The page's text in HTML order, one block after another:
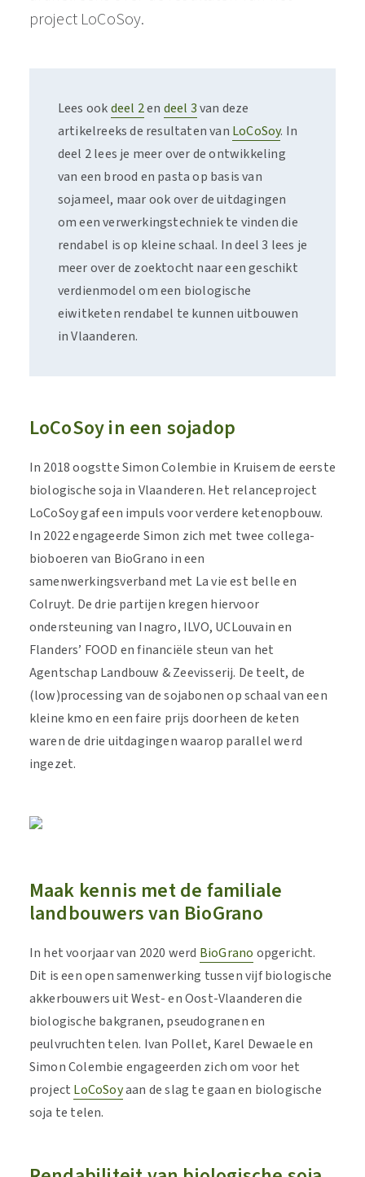
project LoCoSoy.​
Lees ookdeel 2en deel 3van deze
artikelreeks de resultaten van LoCoSoy. In
deel 2 lees je meer over de ontwikkeling
van een brood en pasta op basis van
sojameel, maar ook over de uitdagingen
om een verwerkingstechniek te vinden die
rendabel is op kleine schaal. In deel 3 lees je
meer over de zoektocht naar een geschikt
verdienmodel om een biologische
eiwitketen rendabel te kunnen uitbouwen
in Vlaanderen.
LoCoSoy in een sojadop
In 2018 oogstte Simon Colembie in Kruisem de eerste
biologische soja in Vlaanderen. Het relanceproject
LoCoSoy gaf een impuls voor verdere ketenopbouw.
In 2022 engageerde Simon zich met twee collega-
bioboeren van BioGrano in een
samenwerkingsverband met La vie est belle en
Colruyt. De drie partijen kregen hiervoor
ondersteuning van Inagro, ILVO, UCLouvain en
Flanders’ FOOD en financiële steun van het
Agentschap Landbouw & Zeevisserij. De teelt, de
(low)processing van de sojabonen op schaal van een
kleine kmo en een faire prijs doorheen de keten
waren de drie uitdagingen waarop parallel werd
ingezet.
Maak kennis met de familiale
landbouwers van BioGrano
In het voorjaar van 2020 werd BioGrano opgericht.
Dit is een open samenwerking tussen vijf biologische
akkerbouwers uit West- en Oost-Vlaanderen die
biologische bakgranen, pseudogranen en
peulvruchten telen. Ivan Pollet, Karel Dewaele en
Simon Colembie engageerden zich om voor het
project LoCoSoyaan de slag te gaan en biologische
soja te telen.